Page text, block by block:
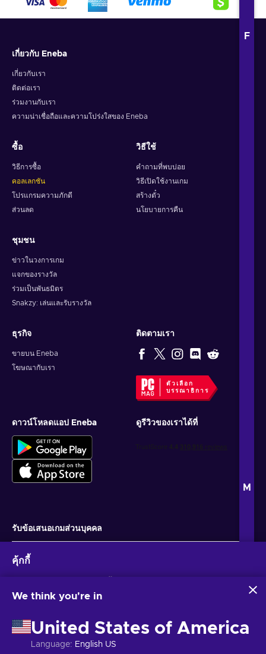
F
M
เกี่ยวกับ Eneba
เกี่ยวกับเรา
ติดต่อเรา
ร่วมงานกับเรา
ความน่าเชื่อถือและความโปร่งใสของ Eneba
ซื้อ
วิธีการซื้อ
คอลเลกชัน
โปรแกรมความภักดี
ส่วนลด
วิธีใช้
คำถามที่พบบ่อย
วิธีเปิดใช้งานเกม
สร้างตั๋ว
นโยบายการคืน
ชุมชน
ข่าวในวงการเกม
แจกของรางวัล
ร่วมเป็นพันธมิตร
Snakzy: เล่นและรับรางวัล
ธุรกิจ
ขายบน Eneba
โฆษณากับเรา
ติดตามเรา
ตัวเลือก
บรรณาธิการ
ดาวน์โหลดแอป Eneba ดูรีวิวของเราได้ที่
รับข้อเสนอเกมส่วนบุคคล
คุ้กกี้
รวบรวมและวิเคราะห์ข้อมูลเกี่ยวกับผู้ใช้เว็บไซต์นี้ เราใช้ข้อมูลนี้เพื่อ
บุคคลของคุณอาจถูกนำไปใช้เพื่อปรับแต่งโฆษณา
การคลิก 'ยอมรับทั้งหมด' หมายความว่าคุณยินยอมให้ Eneba และ
พันธมิตรใช้เทคโนโลยีเหล่านี้ คุณสามารถปรับเปลี่ยนความยินยอม
We think you're in
United States of America
Language: English US